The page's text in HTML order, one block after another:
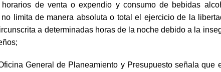
de venta o expendio y consumo de bebidas
limita de manera absoluta o total el ejercicio de la
a determinadas horas de la noche debido a la
General de Planeamiento y Presupuesto señala que